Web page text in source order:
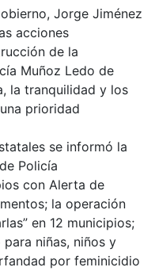
Jorge Jiménez
acciones
de la
Muñoz Ledo de
la tranquilidad y los
prioridad
se informó la
Policía
con Alerta de
la operación
en 12 municipios;
niñas, niños y
por feminicidio